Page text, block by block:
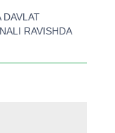
DAVLAT
RAVISHDA